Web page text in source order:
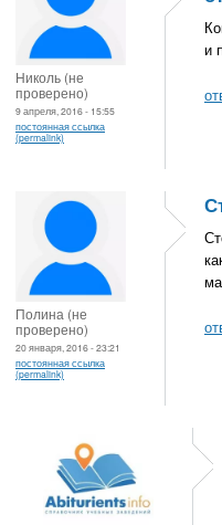
Николь (не
проверено)
9 апреля, 2016 - 15:55
постоянная ссылка
(permalink)
и
Полина (не
проверено)
20 января, 2016 - 23:21
постоянная ссылка
(permalink)